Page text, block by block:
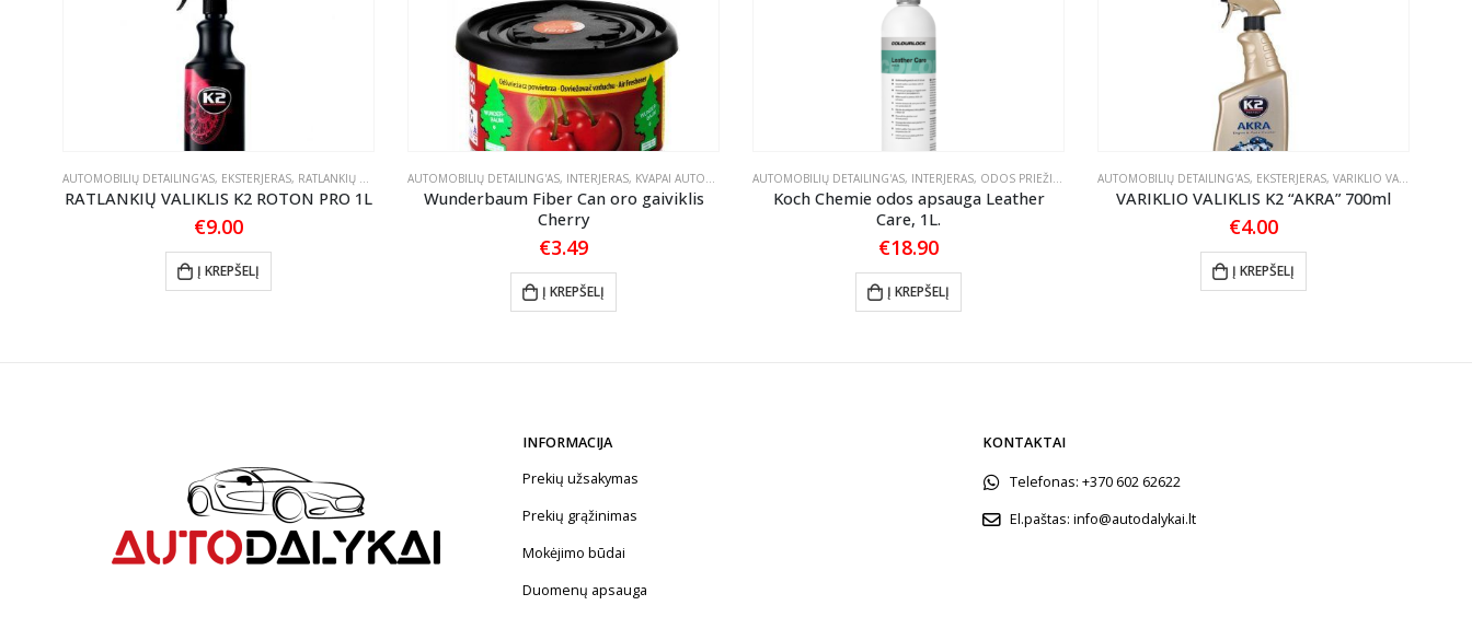
AUTOMOBILIŲ DETAILING'AS, EKSTERJERAS, RATLANKIŲ PRIEŽIŪRA
RATLANKIŲ VALIKLIS K2 ROTON PRO 1L
€9.00
Į KREPŠELĮ
AUTOMOBILIŲ DETAILING'AS, INTERJERAS, KVAPAI AUTOMOBILIUI
Wunderbaum Fiber Can oro gaiviklis
Cherry
€3.49
Į KREPŠELĮ
AUTOMOBILIŲ DETAILING'AS, INTERJERAS, ODOS PRIEŽIŪRA
Koch Chemie odos apsauga Leather
Care, 1L.
€18.90
Į KREPŠELĮ
AUTOMOBILIŲ DETAILING'AS, EKSTERJERAS, VARIKLIO VALIKLIAI
VARIKLIO VALIKLIS K2 “AKRA” 700ml
€4.00
Į KREPŠELĮ
INFORMACIJA
Prekių užsakymas
Prekių grąžinimas
Mokėjimo būdai
Duomenų apsauga
KONTAKTAI
Telefonas: +370 602 62622
El.paštas: info@autodalykai.lt